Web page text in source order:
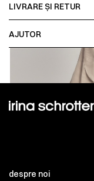
LIVRARE ȘI RETUR
AJUTOR
despre noi